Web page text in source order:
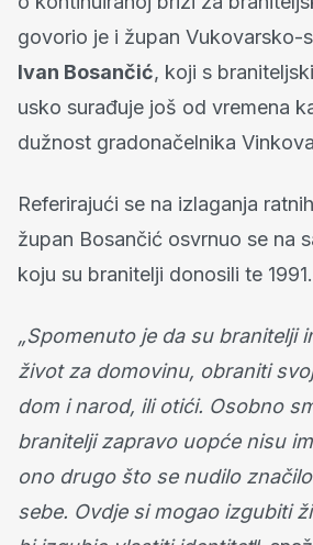
govorio je i župan Vukovarsko-
Ivan Bosančić, koji s
usko surađuje još od vremena
dužnost gradonačelnika
Referirajući se na izlaganja
župan Bosančić osvrnuo se na
koju su branitelji donosili te
„Spomenuto je da su branitelji
život za domovinu, obraniti
dom i narod, ili otići. Osobno
branitelji zapravo uopće nisu
ono drugo što se nudilo
sebe. Ovdje si mogao izgubiti